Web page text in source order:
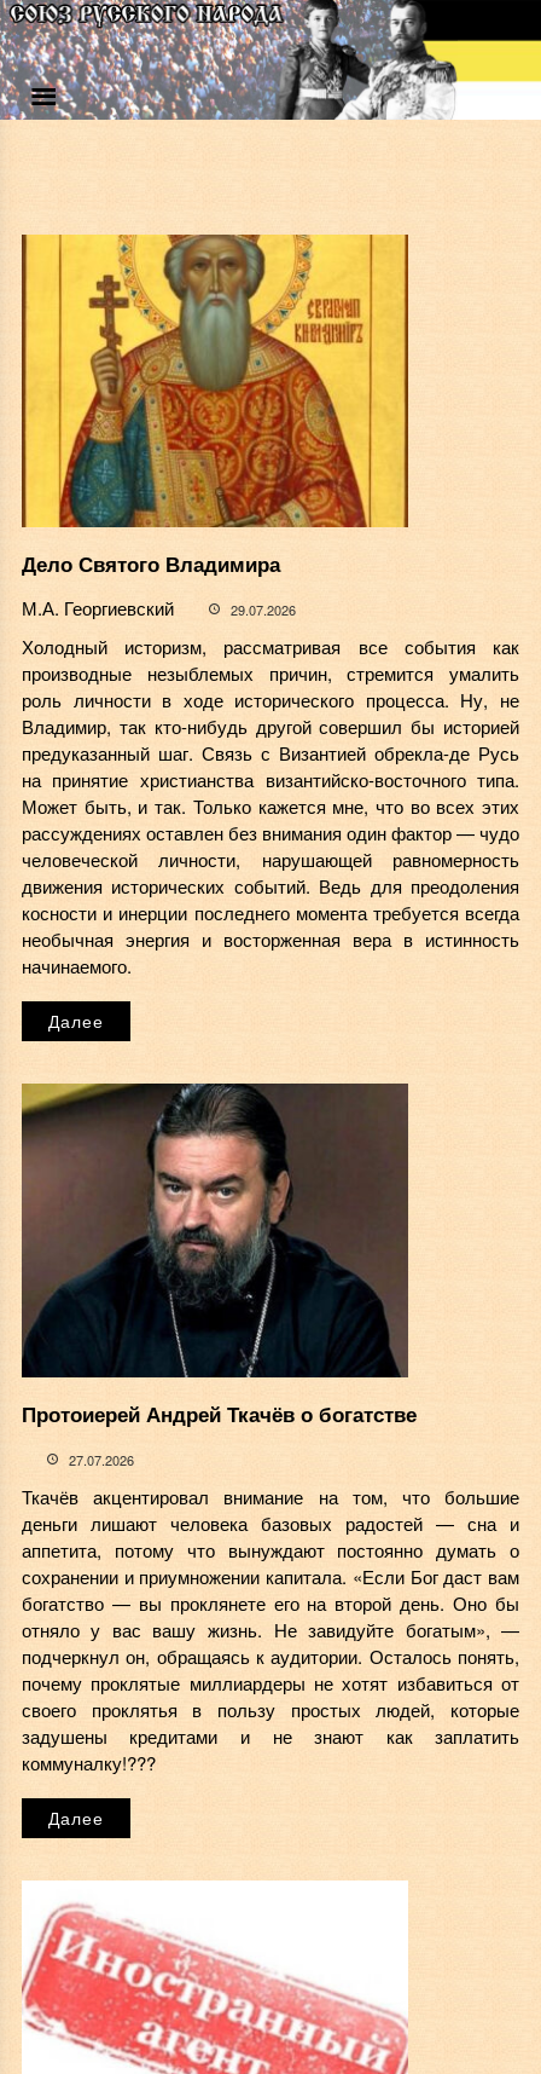
Дело Святого Владимира
М.А. Георгиевский 29.07.2026
Холодный историзм, рассматривая все события как
производные незыблемых причин, стремится умалить
роль личности в ходе исторического процесса. Ну, не
Владимир, так кто-нибудь другой совершил бы историей
предуказанный шаг. Связь с Византией обрекла-де Русь
на принятие христианства византийско-восточного типа.
Может быть, и так. Только кажется мне, что во всех этих
рассуждениях оставлен без внимания один фактор — чудо
человеческой личности, нарушающей равномерность
движения исторических событий. Ведь для преодоления
косности и инерции последнего момента требуется всегда
необычная энергия и восторженная вера в истинность
начинаемого.
Далее
Протоиерей Андрей Ткачёв о богатстве
27.07.2026
Ткачёв акцентировал внимание на том, что большие
деньги лишают человека базовых радостей — сна и
аппетита, потому что вынуждают постоянно думать о
сохранении и приумножении капитала. «Если Бог даст вам
богатство — вы проклянете его на второй день. Оно бы
отняло у вас вашу жизнь. Не завидуйте богатым», —
подчеркнул он, обращаясь к аудитории. Осталось понять,
почему проклятые миллиардеры не хотят избавиться от
своего проклятья в пользу простых людей, которые
задушены кредитами и не знают как заплатить
коммуналку!???
Далее